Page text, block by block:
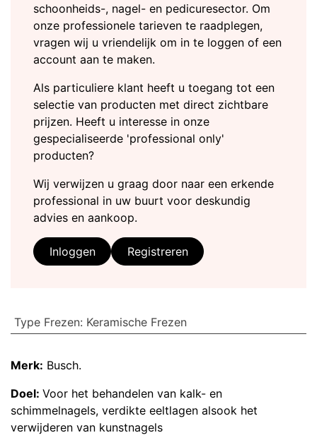
Merk: Busch.
Doel: Voor het behandelen van kalk- en
schimmelnagels, verdikte eeltlagen alsook het
verwijderen van kunstnagels
schoonheids-, nagel- en pedicuresector. Om
onze professionele tarieven te raadplegen,
vragen wij u vriendelijk om in te loggen of een
account aan te maken.
Als particuliere klant heeft u toegang tot een
selectie van producten met direct zichtbare
prijzen. Heeft u interesse in onze
gespecialiseerde 'professional only'
producten?
Wij verwijzen u graag door naar een erkende
professional in uw buurt voor deskundig
advies en aankoop.
Inloggen Registreren
Type Frezen: Keramische Frezen